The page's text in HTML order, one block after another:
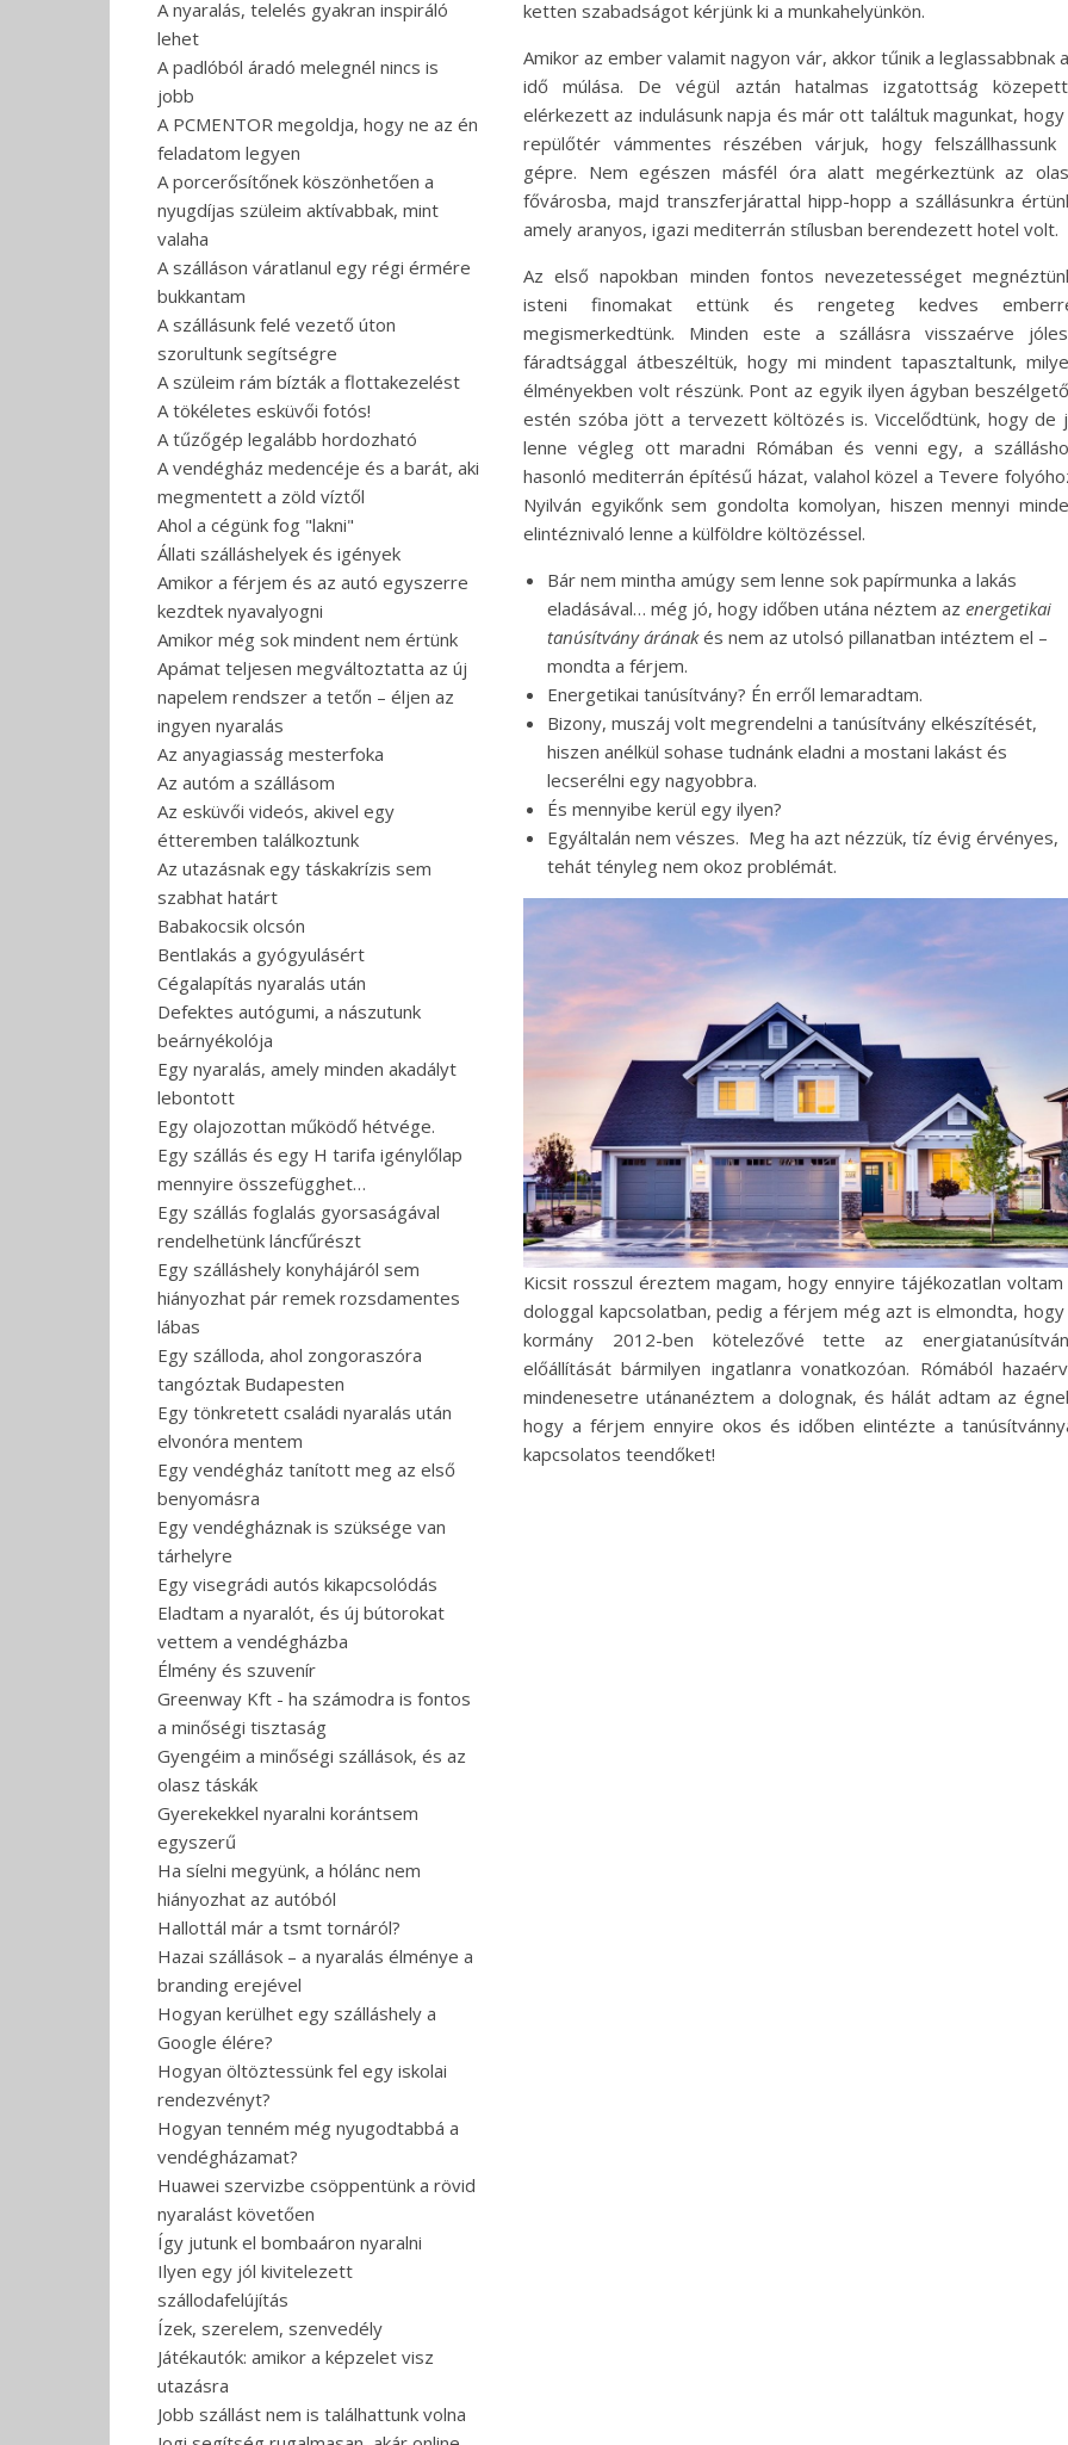
A nyaralás, telelés gyakran inspiráló
lehet
A padlóból áradó melegnél nincs is
jobb
A PCMENTOR megoldja, hogy ne az én
feladatom legyen
A porcerősítőnek köszönhetően a
nyugdíjas szüleim aktívabbak, mint
valaha
A szálláson váratlanul egy régi érmére
bukkantam
A szállásunk felé vezető úton
szorultunk segítségre
A szüleim rám bízták a flottakezelést
A tökéletes esküvői fotós!
A tűzőgép legalább hordozható
A vendégház medencéje és a barát, aki
megmentett a zöld víztől
Ahol a cégünk fog "lakni"
Állati szálláshelyek és igények
Amikor a férjem és az autó egyszerre
kezdtek nyavalyogni
Amikor még sok mindent nem értünk
Apámat teljesen megváltoztatta az új
napelem rendszer a tetőn – éljen az
ingyen nyaralás
Az anyagiasság mesterfoka
Az autóm a szállásom
Az esküvői videós, akivel egy
étteremben találkoztunk
Az utazásnak egy táskakrízis sem
szabhat határt
Babakocsik olcsón
Bentlakás a gyógyulásért
Cégalapítás nyaralás után
Defektes autógumi, a nászutunk
beárnyékolója
Egy nyaralás, amely minden akadályt
lebontott
Egy olajozottan működő hétvége.
Egy szállás és egy H tarifa igénylőlap
mennyire összefügghet…
Egy szállás foglalás gyorsaságával
rendelhetünk láncfűrészt
Egy szálláshely konyhájáról sem
hiányozhat pár remek rozsdamentes
lábas
Egy szálloda, ahol zongoraszóra
tangóztak Budapesten
Egy tönkretett családi nyaralás után
elvonóra mentem
Egy vendégház tanított meg az első
benyomásra
Egy vendégháznak is szüksége van
tárhelyre
Egy visegrádi autós kikapcsolódás
Eladtam a nyaralót, és új bútorokat
vettem a vendégházba
Élmény és szuvenír
Greenway Kft - ha számodra is fontos
a minőségi tisztaság
Gyengéim a minőségi szállások, és az
olasz táskák
Gyerekekkel nyaralni korántsem
egyszerű
Ha síelni megyünk, a hólánc nem
hiányozhat az autóból
Hallottál már a tsmt tornáról?
Hazai szállások – a nyaralás élménye a
branding erejével
Hogyan kerülhet egy szálláshely a
Google élére?
Hogyan öltöztessünk fel egy iskolai
rendezvényt?
Hogyan tenném még nyugodtabbá a
vendégházamat?
Huawei szervizbe csöppentünk a rövid
nyaralást követően
Így jutunk el bombaáron nyaralni
Ilyen egy jól kivitelezett
szállodafelújítás
Ízek, szerelem, szenvedély
Játékautók: amikor a képzelet visz
utazásra
Jobb szállást nem is találhattunk volna
ketten szabadságot kérjünk ki a munkahelyünkön.
Amikor az ember valamit nagyon vár, akkor tűnik a leglassabbnak
idő múlása. De végül aztán hatalmas izgatottság
elérkezett az indulásunk napja és már ott találtuk magunkat, hogy
repülőtér vámmentes részében várjuk, hogy felszállhassunk
gépre. Nem egészen másfél óra alatt megérkeztünk az
fővárosba, majd transzferjárattal hipp-hopp a szállásunkra
amely aranyos, igazi mediterrán stílusban berendezett hotel volt.
Az első napokban minden fontos nevezetességet
isteni finomakat ettünk és rengeteg kedves
megismerkedtünk. Minden este a szállásra visszaérve
fáradtsággal átbeszéltük, hogy mi mindent tapasztaltunk,
élményekben volt részünk. Pont az egyik ilyen ágyban
estén szóba jött a tervezett költözés is. Viccelődtünk, hogy de
lenne végleg ott maradni Rómában és venni egy, a
hasonló mediterrán építésű házat, valahol közel a Tevere
Nyilván egyikőnk sem gondolta komolyan, hiszen mennyi
elintéznivaló lenne a külföldre költözéssel.
Bár nem mintha amúgy sem lenne sok papírmunka a lakás
eladásával… még jó, hogy időben utána néztem az energetikai
tanúsítvány áránakés nem az utolsó pillanatban intéztem el –
mondta a férjem.
Energetikai tanúsítvány? Én erről lemaradtam.
Bizony, muszáj volt megrendelni a tanúsítvány elkészítését,
hiszen anélkül sohase tudnánk eladni a mostani lakást és
lecserélni egy nagyobbra.
És mennyibe kerül egy ilyen?
Egyáltalán nem vészes. Meg ha azt nézzük, tíz évig érvényes,
tehát tényleg nem okoz problémát.
Kicsit rosszul éreztem magam, hogy ennyire tájékozatlan voltam
dologgal kapcsolatban, pedig a férjem még azt is elmondta, hogy
kormány 2012-ben kötelezővé tette az
előállítását bármilyen ingatlanra vonatkozóan. Rómából
mindenesetre utánanéztem a dolognak, és hálát adtam az
hogy a férjem ennyire okos és időben elintézte a
kapcsolatos teendőket!